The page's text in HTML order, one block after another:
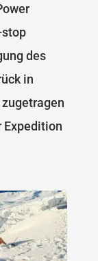
stop
des
in